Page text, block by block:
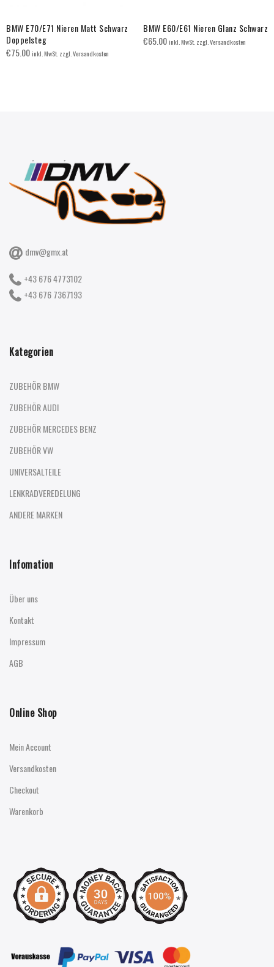
BMW E70/E71 Nieren Matt Schwarz
Doppelsteg
€75.00inkl. MwSt. zzgl. Versandkosten
BMW E60/E61 Nieren Glanz Schwarz
€65.00inkl. MwSt. zzgl. Versandkosten
dmv@gmx.at
+43 676 4773102
+43 676 7367193
Kategorien
ZUBEHÖR BMW
ZUBEHÖR AUDI
ZUBEHÖR MERCEDES BENZ
ZUBEHÖR VW
UNIVERSALTEILE
LENKRADVEREDELUNG
ANDERE MARKEN
Infomation
Über uns
Kontakt
Impressum
AGB
Online Shop
Mein Account
Versandkosten
Checkout
Warenkorb